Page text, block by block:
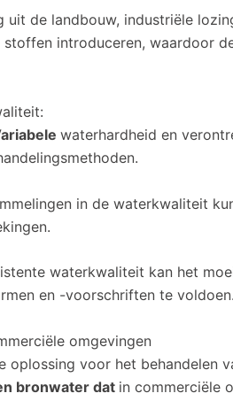
uit de landbouw, industriële
introduceren, waardoor
waterhardheid en
in de waterkwaliteit
waterkwaliteit kan het
en -voorschriften te voldoen.
omgevingen
oplossing voor het behandelen
bronwater dat in commerciële